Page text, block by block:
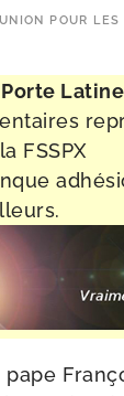
POUR LES
FSSPX